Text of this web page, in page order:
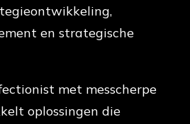
en strategische
met messcherpe
oplossingen die